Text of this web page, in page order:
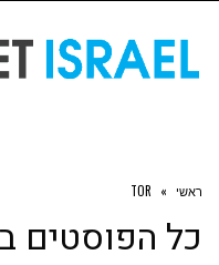
ראשי »
TOR
כל הפוסטים ב